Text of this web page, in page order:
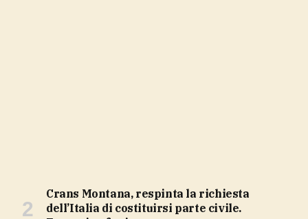
Crans Montana, respinta la richiesta
dell’Italia di costituirsi parte civile.